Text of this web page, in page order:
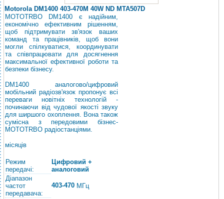
Motorola DM1400 403-470M 40W ND MTA507D
MOTOTRBO DM1400 є надійним,
економічно ефективним рішенням,
щоб підтримувати зв'язок ваших
команд та працівників, щоб вони
могли спілкуватися, координувати
та співпрацювати для досягнення
максимальної ефективної роботи та
безпеки бізнесу.
DM1400 аналогово/цифровий
мобільний радіозв'язок пропонує всі
переваги новітніх технологій -
починаючи від чудової якості звуку
для ширшого охоплення. Вона також
сумісна з передовими бізнес-
MOTOTRBO радіостанціями.
місяців
Режим
передачі:
Цифровий +
аналоговий
Діапазон
частот
передавача:
403-470 МГц